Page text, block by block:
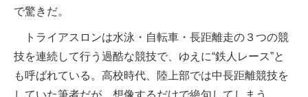
で驚きだ。
トライアスロンは水泳・自転車・長距離走の３つの競
技を連続して行う過酷な競技で、ゆえに“鉄人レース”と
も呼ばれている。高校時代、陸上部では中長距離競技を